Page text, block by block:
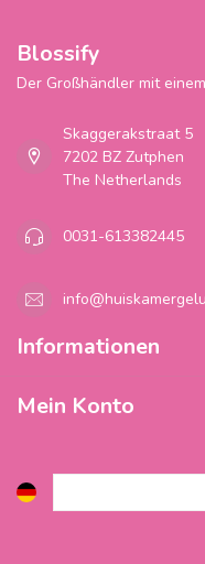
Blossify
Der Großhändler mit
Skaggerakstraat 5
7202 BZ Zutphen
The Netherlands
0031-613382445
Informationen
Mein Konto